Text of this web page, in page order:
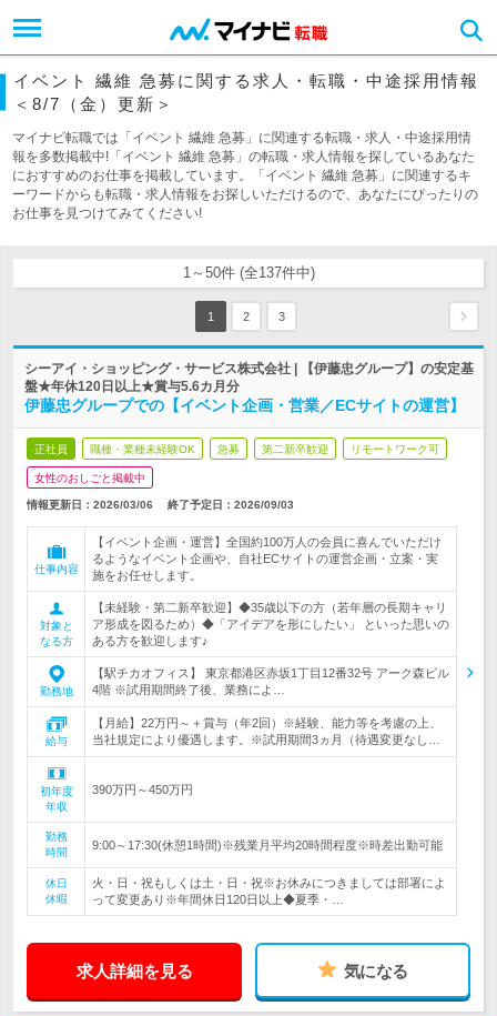
イベント 繊維 急募に関する求人・転職・中途採用情報
＜8/7（金）更新＞
マイナビ転職では「イベント 繊維 急募」に関連する転職・求人・中途採用情
報を多数掲載中!「イベント 繊維 急募」の転職・求人情報を探しているあなた
におすすめのお仕事を掲載しています。「イベント 繊維 急募」に関連するキ
ーワードからも転職・求人情報をお探しいただけるので、あなたにぴったりの
お仕事を見つけてみてください!
1～50件 (全137件中)
1 2 3
シーアイ・ショッピング・サービス株式会社 | 【伊藤忠グループ】の安定基
盤★年休120日以上★賞与5.6カ月分
伊藤忠グループでの【イベント企画・営業／ECサイトの運営】
正社員 職種・業種未経験OK 急募 第二新卒歓迎 リモートワーク可
女性のおしごと掲載中
情報更新日：2026/03/06 終了予定日： 2026/09/03
仕事内容
【イベント企画・運営】全国約100万人の会員に喜んでいただけ
るようなイベント企画や、自社ECサイトの運営企画・立案・実
施をお任せします。
対象と
なる方
【未経験・第二新卒歓迎】◆35歳以下の方（若年層の長期キャリ
ア形成を図るため）◆「アイデアを形にしたい」 といった思いの
ある方を歓迎します♪
勤務地
【駅チカオフィス】 東京都港区赤坂1丁目12番32号 アーク森ビル
4階 ※試用期間終了後、業務によ…
給与
【月給】22万円～＋賞与（年2回）※経験、能力等を考慮の上、
当社規定により優遇します。※試用期間3ヵ月（待遇変更なし…
初年度
年収
390万円～450万円
勤務
時間
9:00～17:30(休憩1時間)※残業月平均20時間程度※時差出勤可能
休日
休暇
火・日・祝もしくは土・日・祝※お休みにつきましては部署によ
って変更あり※年間休日120日以上◆夏季・…
求人詳細を見る 気になる